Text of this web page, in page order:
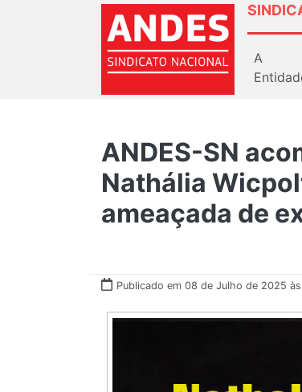
A
ANDES-SN
Nathália
ameaçada de
Publicado em 08 de Julho de 2025 às